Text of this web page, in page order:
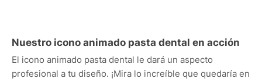
Nuestro icono animado pasta dental en acción
El icono animado pasta dental le dará un aspecto
profesional a tu diseño. ¡Mira lo increíble que quedaría en